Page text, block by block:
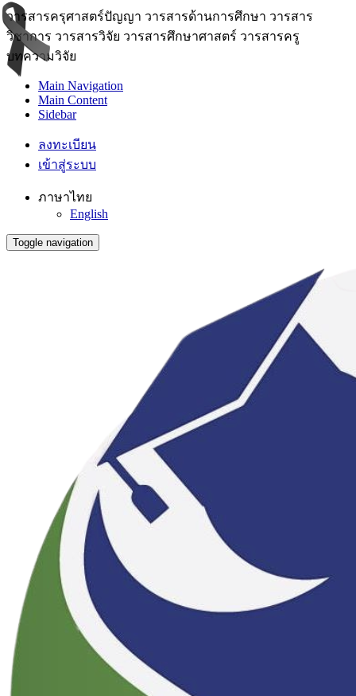
วารสารครุศาสตร์ปัญญา วารสารด้านการศึกษา วารสาร
วิชาการ วารสารวิจัย วารสารศึกษาศาสตร์ วารสารครู
บทความวิจัย
Main Navigation
Main Content
Sidebar
ลงทะเบียน
เข้าสู่ระบบ
ภาษาไทย
English
Toggle navigation